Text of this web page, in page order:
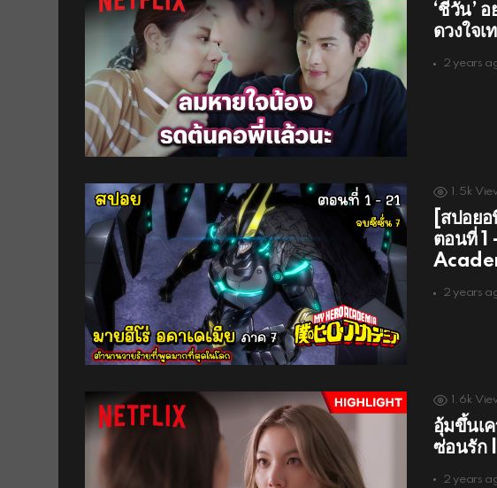
‘ชีวัน’
ดวงใจ
2 years
1.5k
[สปอย
ตอนที่ 1
2 years
1.6k
อุ้มขึ้นเค
ซ่อนรัก
2 years